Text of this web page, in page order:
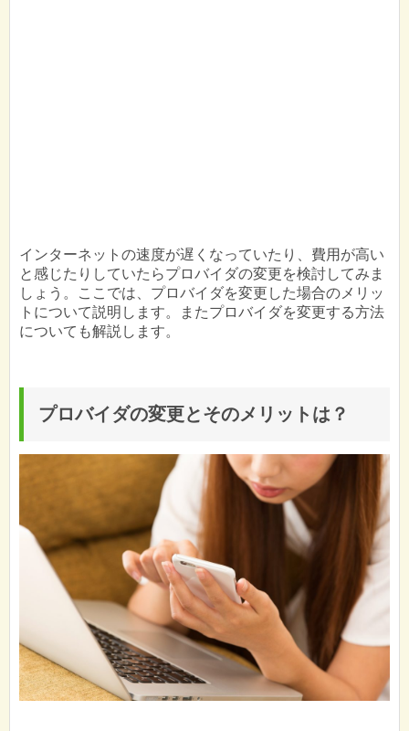
インターネットの速度が遅くなっていたり、費用が高い
と感じたりしていたらプロバイダの変更を検討してみま
しょう。ここでは、プロバイダを変更した場合のメリッ
トについて説明します。またプロバイダを変更する方法
についても解説します。
プロバイダの変更とそのメリットは？